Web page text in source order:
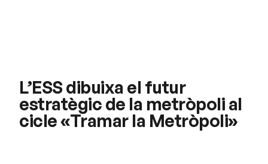
L’ESS dibuixa el futur
estratègic de la metròpoli al
cicle «Tramar la Metròpoli»